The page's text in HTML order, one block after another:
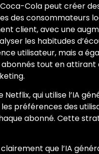
Coca-Cola peut créer
des consommateurs
client, avec une
les habitudes
utilisateur, mais a
abonnés tout en
Netflix, qui utilise l’IA
préférences des
abonné. Cette
que l’IA